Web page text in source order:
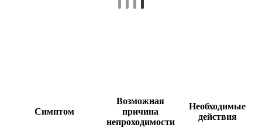
Симптом
Возможная
причина
непроходимости
Необходимые
действия